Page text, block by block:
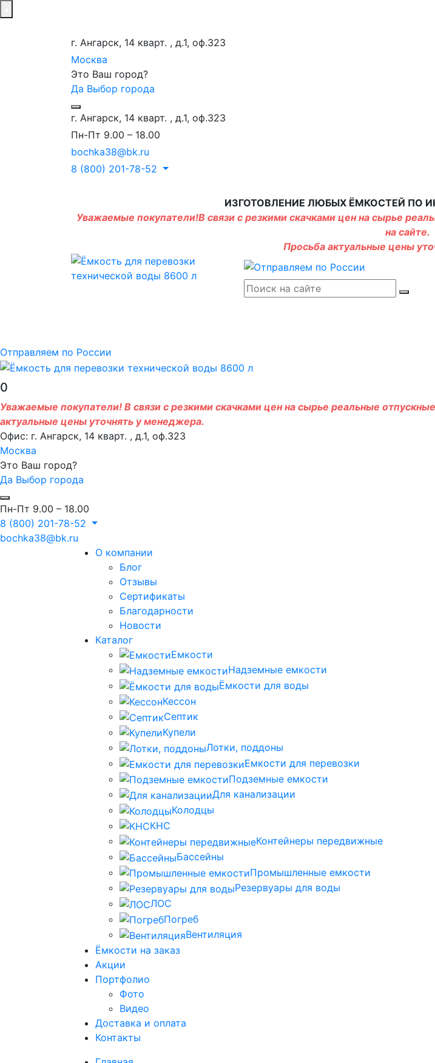
г. Ангарск, 14 кварт. , д.1, оф.323
Москва
Это Ваш город?
Да Выбор города
г. Ангарск, 14 кварт. , д.1, оф.323
Пн-Пт 9.00 – 18.00
bochka38@bk.ru
8 (800) 201-78-52
ИЗГОТОВЛЕНИЕ ЛЮБЫХ ЁМКОСТЕЙ ПО
Уважаемые покупатели!В связи с резкими скачками цен на сырье
на сайте.
Просьба актуальные цены
Отправляем по России
0
Уважаемые покупатели! В связи с резкими скачками цен на сырье реальные
актуальные цены уточнять у менеджера.
Офис: г. Ангарск, 14 кварт. , д.1, оф.323
Москва
Это Ваш город?
Да Выбор города
Пн-Пт 9.00 – 18.00
8 (800) 201-78-52
bochka38@bk.ru
О компании
Блог
Отзывы
Сертификаты
Благодарности
Новости
Каталог
Емкости
Надземные емкости
Ёмкости для воды
Кессон
Септик
Купели
Лотки, поддоны
Емкости для перевозки
Подземные емкости
Для канализации
Колодцы
КНС
Контейнеры передвижные
Бассейны
Промышленные емкости
Резервуары для воды
ЛОС
Погреб
Вентиляция
Ёмкости на заказ
Акции
Портфолио
Фото
Видео
Доставка и оплата
Контакты